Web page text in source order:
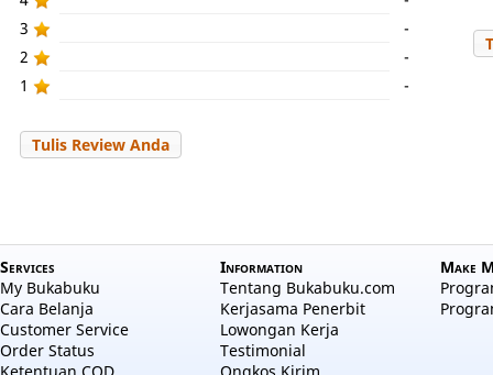
3
-
2
-
1
-
Tulis Review Anda
Services
My Bukabuku
Cara Belanja
Customer Service
Order Status
Information
Tentang Bukabuku.com
Kerjasama Penerbit
Lowongan Kerja
Testimonial
Make